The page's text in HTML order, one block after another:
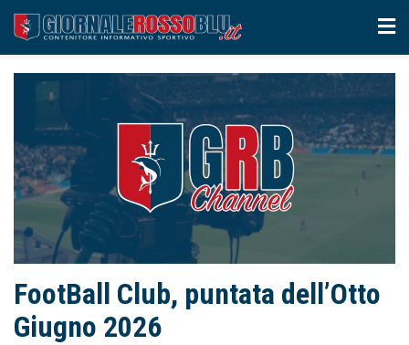
FootBall Club, puntata dell’Otto
Giugno 2026